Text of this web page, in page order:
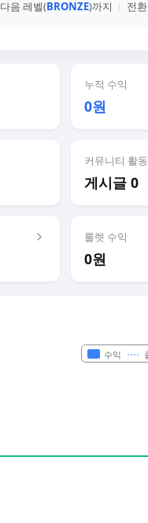
다음 레벨(BRONZE)까지 전환
누적 수익
0원
커뮤니티 활동
게시글 0
룰렛 수익
0원